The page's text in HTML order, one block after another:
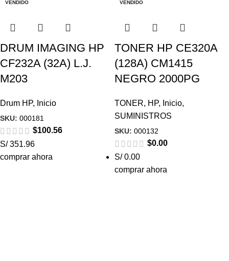
VENDIDO
DRUM IMAGING HP
CF232A (32A) L.J.
M203
Drum HP, Inicio
SKU: 000181
$100.56
S/ 351.96
comprar ahora
VENDIDO
TONER HP CE320A
(128A) CM1415
NEGRO 2000PG
TONER, HP, Inicio,
SUMINISTROS
SKU: 000132
$0.00
S/ 0.00
comprar ahora